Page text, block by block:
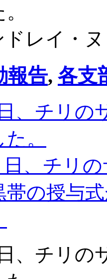
ドレイ・
報告, 各支
、チリ
。
、チリ